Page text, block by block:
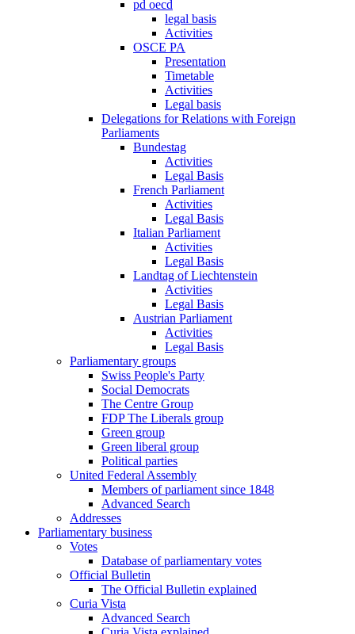
pd oecd
legal basis
Activities
OSCE PA
Presentation
Timetable
Activities
Legal basis
Delegations for Relations with Foreign
Parliaments
Bundestag
Activities
Legal Basis
French Parliament
Activities
Legal Basis
Italian Parliament
Activities
Legal Basis
Landtag of Liechtenstein
Activities
Legal Basis
Austrian Parliament
Activities
Legal Basis
Parliamentary groups
Swiss People's Party
Social Democrats
The Centre Group
FDP The Liberals group
Green group
Green liberal group
Political parties
United Federal Assembly
Members of parliament since 1848
Advanced Search
Addresses
Parliamentary business
Votes
Database of parliamentary votes
Official Bulletin
The Official Bulletin explained
Curia Vista
Advanced Search